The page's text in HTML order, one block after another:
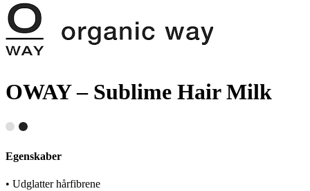
OWAY – Sublime Hair Milk
Egenskaber
• Udglatter hårfibrene